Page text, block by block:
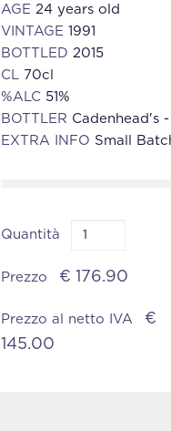
AGE 24 years old
VINTAGE 1991
BOTTLED 2015
CL 70cl
%ALC 51%
BOTTLER Cadenhead's -
EXTRA INFO Small
Quantità
Prezzo € 176.90
Prezzo al netto IVA
€
145.00